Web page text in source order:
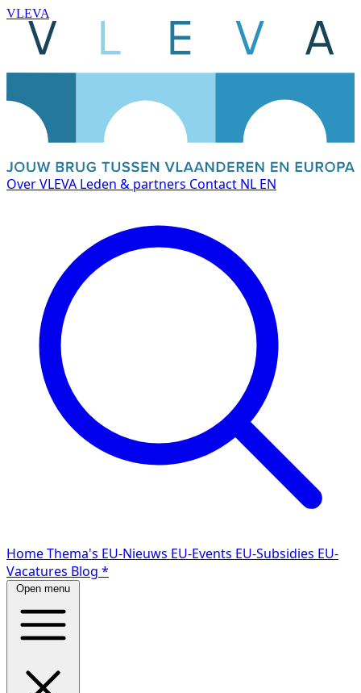
VLEVA
Over VLEVA Leden & partners Contact NL EN
HomeThema's EU-Nieuws EU-Events EU-Subsidies EU-
Vacatures Blog *
Open menu